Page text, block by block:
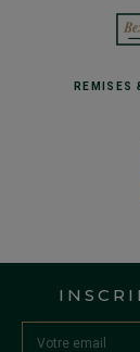
REMISES